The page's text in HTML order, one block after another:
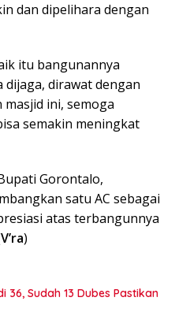
dan dipelihara dengan
itu bangunannya
dirawat dengan
ini, semoga
semakin meningkat
Gorontalo,
satu AC sebagai
atas terbangunnya
V’ra)
36, Sudah 13 Dubes Pastikan